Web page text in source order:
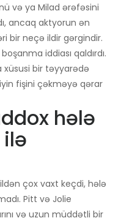
və ya Milad ərəfəsini
ancaq aktyorun ən
bir neçə ildir gərgindir.
iddiası qaldırdı.
xüsusi bir təyyarədə
fişini çəkməyə qərar
hələ
ilə
çox vaxt keçdi, hələ
Pitt və Jolie
və uzun müddətli bir